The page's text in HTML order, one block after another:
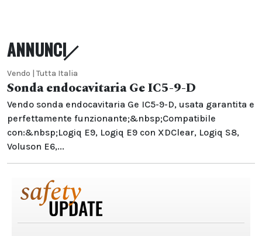
ANNUNCI
Vendo | Tutta Italia
Sonda endocavitaria Ge IC5-9-D
Vendo sonda endocavitaria Ge IC5-9-D, usata garantita e
perfettamente funzionante;&nbsp;Compatibile
con:&nbsp;Logiq E9, Logiq E9 con XDClear, Logiq S8,
Voluson E6,...